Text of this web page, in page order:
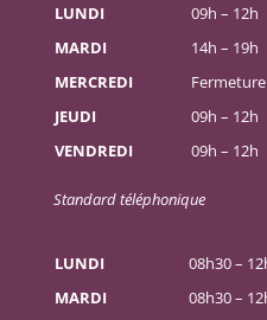
LUNDI
09h – 12h
MARDI
14h – 19h
MERCREDI
Fermeture
JEUDI
09h – 12h
VENDREDI
09h – 12h
Standard téléphonique
LUNDI
08h30 –
MARDI
08h30 –